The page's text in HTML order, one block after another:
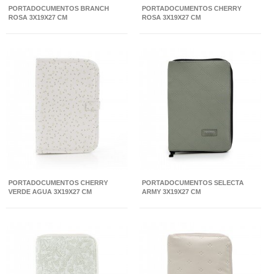
PORTADOCUMENTOS BRANCH
ROSA 3X19X27 CM
PORTADOCUMENTOS CHERRY
ROSA 3X19X27 CM
PORTADOCUMENTOS CHERRY
VERDE AGUA 3X19X27 CM
PORTADOCUMENTOS SELECTA
ARMY 3X19X27 CM